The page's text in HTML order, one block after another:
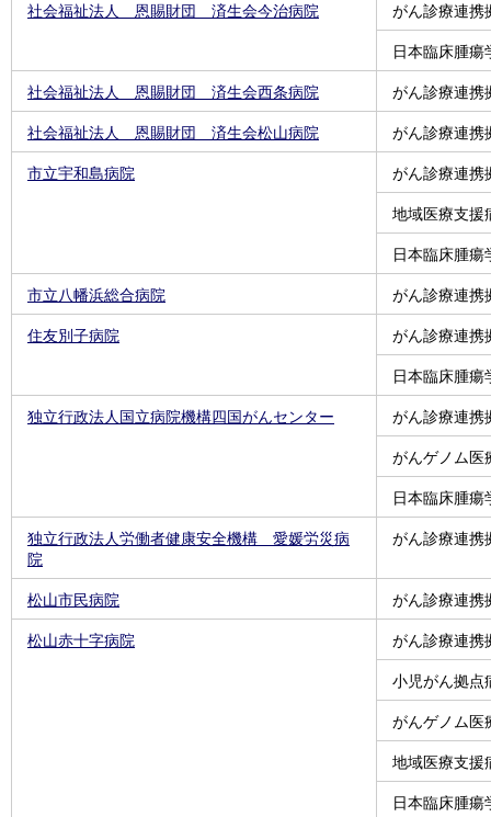
社会福祉法人 恩賜財団 済生会今治病院 がん診療連携
日本臨床腫瘍
社会福祉法人 恩賜財団 済生会西条病院 がん診療連携
社会福祉法人 恩賜財団 済生会松山病院 がん診療連携
市立宇和島病院 がん診療連携
地域医療支援
日本臨床腫瘍
市立八幡浜総合病院 がん診療連携
住友別子病院 がん診療連携
日本臨床腫瘍
独立行政法人国立病院機構四国がんセンター がん診療連携
がんゲノム医
日本臨床腫瘍
独立行政法人労働者健康安全機構 愛媛労災病
院
がん診療連携
松山市民病院 がん診療連携
松山赤十字病院 がん診療連携
小児がん拠点
がんゲノム医
地域医療支援
日本臨床腫瘍